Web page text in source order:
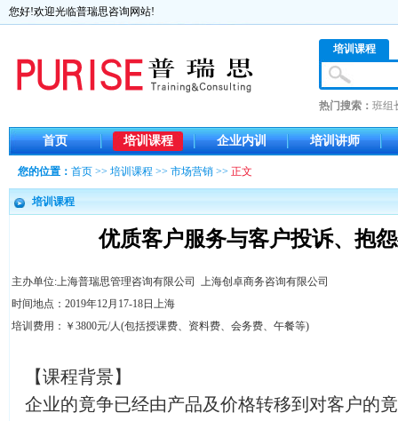
您好!欢迎光临普瑞思咨询网站!
培训课程
热门搜索： 班组
首页 培训课程 企业内训 培训讲师
您的位置： 首页 >> 培训课程 >> 市场营销 >> 正文
培训课程
优质客户服务与客户投诉、抱
主办单位:上海普瑞思管理咨询有限公司 上海创卓商务咨询有限公司
时间地点：2019年12月17-18日上海
培训费用：￥3800元/人(包括授课费、资料费、会务费、午餐等)
【课程背景】
企业的竟争已经由产品及价格转移到对客户的